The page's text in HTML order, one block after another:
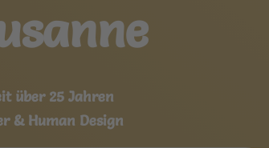
über 25 Jahren
& Human Design